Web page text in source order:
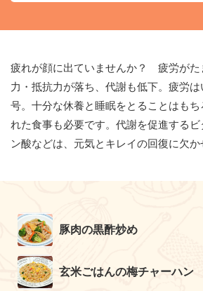
お問い合わせ
疲れが顔に出ていませんか？ 疲労がた
力・抵抗力が落ち、代謝も低下。疲労
号。十分な休養と睡眠をとることはもち
れた食事も必要です。代謝を促進する
ン酸などは、元気とキレイの回復に欠か
豚肉の黒酢炒め
玄米ごはんの梅チャーハン